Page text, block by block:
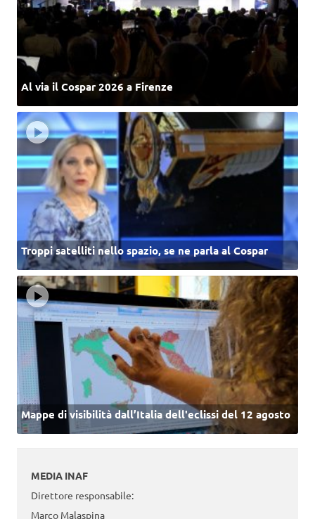
Al via il Cospar 2026 a Firenze
Troppi satelliti nello spazio, se ne parla al Cospar
Mappe di visibilità dall’Italia dell'eclissi del 12 agosto
MEDIA INAF
Direttore responsabile:
Marco Malaspina